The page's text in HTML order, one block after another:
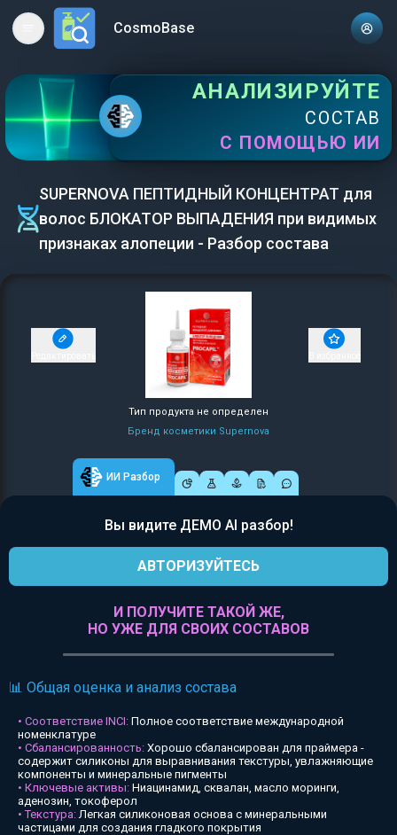
Open main menuCosmoBase
АНАЛИЗИРУЙТЕ
СОСТАВ
С ПОМОЩЬЮ ИИ
SUPERNOVA ПЕПТИДНЫЙ КОНЦЕНТРАТ для
волос БЛОКАТОР ВЫПАДЕНИЯ при видимых
признаках алопеции - Разбор состава
Тип продукта не определен
Бренд косметики Supernova
ИИ Разбор
Вы видите ДЕМО AI разбор!
АВТОРИЗУЙТЕСЬ
И ПОЛУЧИТЕ ТАКОЙ ЖЕ,
НО УЖЕ ДЛЯ СВОИХ СОСТАВОВ
📊 Общая оценка и анализ состава
• Соответствие INCI: Полное соответствие международной
номенклатуре
• Сбалансированность: Хорошо сбалансирован для праймера -
содержит силиконы для выравнивания текстуры, увлажняющие
компоненты и минеральные пигменты
• Ключевые активы: Ниацинамид, сквалан, масло моринги,
аденозин, токоферол
• Текстура:Легкая силиконовая основа с минеральными
частицами для создания гладкого покрытия